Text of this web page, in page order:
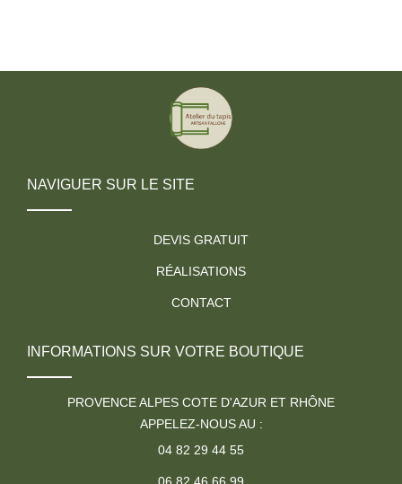
NAVIGUER SUR LE SITE
DEVIS GRATUIT
RÉALISATIONS
CONTACT
INFORMATIONS SUR VOTRE BOUTIQUE
PROVENCE ALPES COTE D'AZUR ET RHÔNE
APPELEZ-NOUS AU :
04 82 29 44 55
06 82 46 66 99